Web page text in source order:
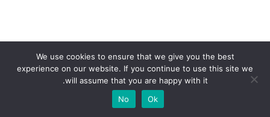
We use cookies to ensure that we give you the best
experience on our website. If you continue to use this site we
will assume that you are happy with it.
Ok
No